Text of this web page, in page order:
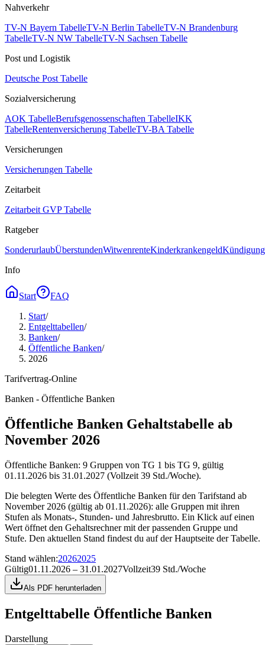
Nahverkehr
TV-N Bayern TabelleTV-N Berlin TabelleTV-N Brandenburg
TabelleTV-N NW TabelleTV-N Sachsen Tabelle
Post und Logistik
Deutsche Post Tabelle
Sozialversicherung
AOK TabelleBerufsgenossenschaften TabelleIKK
TabelleRentenversicherung TabelleTV-BA Tabelle
Versicherungen
Versicherungen Tabelle
Zeitarbeit
Zeitarbeit GVP Tabelle
Ratgeber
SonderurlaubÜberstundenWitwenrenteKinderkrankengeld
Info
Start
FAQ
Start/
Entgelttabellen/
Banken/
Öffentliche Banken/
2026
Tarifvertrag-Online
Banken - Öffentliche Banken
Öffentliche Banken Gehaltstabelle ab
November 2026
Öffentliche Banken: 9 Gruppen von TG 1 bis TG 9, gültig
01.11.2026 bis 31.01.2027 (Vollzeit 39 Std./Woche).
Die belegten Werte des Öffentliche Banken für den Tarifstand ab
November 2026 (gültig ab 01.11.2026): alle Gruppen mit ihren
Stufen als Monats-, Stunden- und Jahresbrutto. Ein Klick auf einen
Wert öffnet den Gehaltsrechner mit der passenden Gruppe und
Stufe. Den aktuellen Stand findest du auf der Hauptseite der Tabelle.
Stand wählen:20262025
Gültig01.11.2026 – 31.01.2027Vollzeit39 Std./Woche
Als PDF herunterladen
Entgelttabelle Öffentliche Banken
Darstellung